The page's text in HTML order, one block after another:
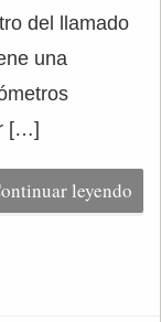
del llamado
una
[…]
leyendo